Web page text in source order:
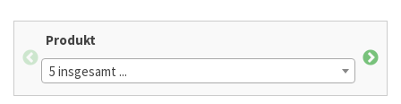
Produkt
5 insgesamt ...